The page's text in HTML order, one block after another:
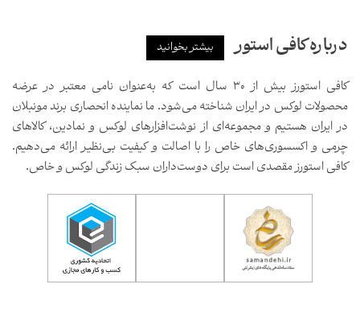
درباره کافی استور بیشتر بخوانید
کافی استورز بیش از ۳۰ سال است که به‌عنوان نامی معتبر در عرضه
محصولات لوکس در ایران شناخته می‌شود. ما نماینده انحصاری برند مونبلان
در ایران هستیم و مجموعه‌ای از نوشت‌افزارهای لوکس و نمادین، کالاهای
چرمی و اکسسوری‌های خاص را با اصالت و کیفیت بی‌نظیر ارائه می‌دهیم.
کافی استورز مقصدی است برای دوست‌داران سبک زندگی لوکس و خاص.